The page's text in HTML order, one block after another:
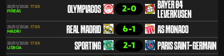
20/01/2026 17:00
PIREAS OLYMPIACOS 2-0
BAYER 04
LEVERKUSEN
20/01/2026 17:00
MADRI REAL MADRID 6-1 AS MONACO
20/01/2026 17:00
LISBOA SPORTING 2-1 PARIS SAINT-GERMAIN